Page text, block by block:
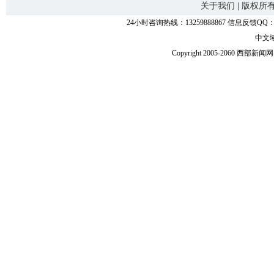
关于我们 版权所
24小时咨询热线：13259888867 信息反馈QQ
中文
Copyright 2005-2060 西部新闻